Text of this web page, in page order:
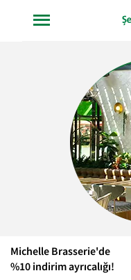
Michelle Brasserie'de
%10 indirim ayrıcalığı!